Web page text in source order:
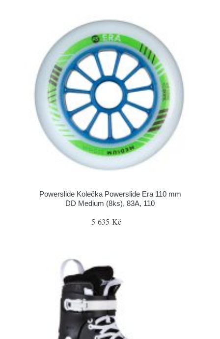
Powerslide Kolečka Powerslide Era 110 mm
DD Medium (8ks), 83A, 110
5 635 Kč